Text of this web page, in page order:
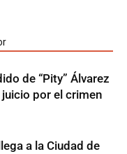
de “Pity” Álvarez
por el crimen
a la Ciudad de